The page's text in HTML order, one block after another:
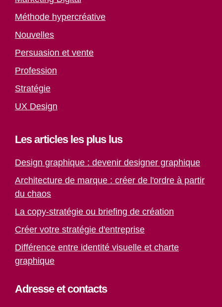
Méthode hypercréative
Nouvelles
Persuasion et vente
Profession
Stratégie
UX Design
Les articles les plus lus
Design graphique : devenir designer graphique
Architecture de marque : créer de l'ordre à partir
du chaos
La copy-stratégie ou briefing de création
Créer votre stratégie d'entreprise
Différence entre identité visuelle et charte
graphique
Adresse et contacts